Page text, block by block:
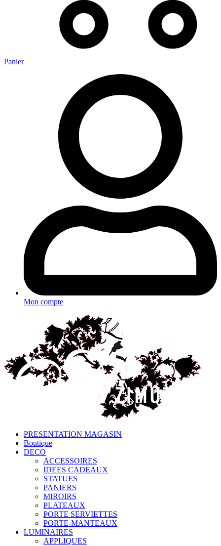
Panier
Mon compte
PRESENTATION MAGASIN
Boutique
DECO
ACCESSOIRES
IDEES CADEAUX
STATUES
PANIERS
MIROIRS
PLATEAUX
PORTE SERVIETTES
PORTE-MANTEAUX
LUMINAIRES
APPLIQUES